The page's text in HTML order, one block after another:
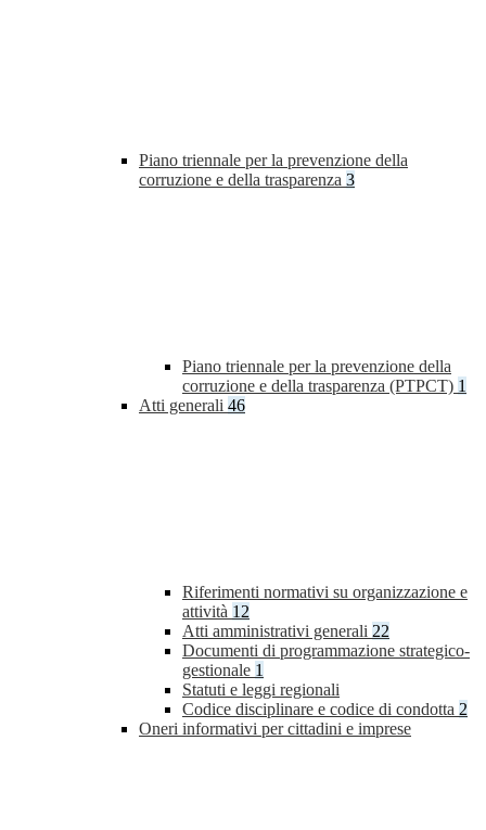
Piano triennale per la prevenzione della
corruzione e della trasparenza 3
Piano triennale per la prevenzione della
corruzione e della trasparenza (PTPCT) 1
Atti generali 46
Riferimenti normativi su organizzazione e
attività 12
Atti amministrativi generali 22
Documenti di programmazione strategico-
gestionale 1
Statuti e leggi regionali
Codice disciplinare e codice di condotta 2
Oneri informativi per cittadini e imprese